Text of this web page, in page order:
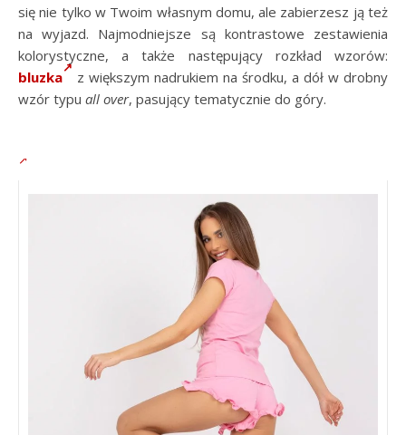
się nie tylko w Twoim własnym domu, ale zabierzesz ją też
na wyjazd. Najmodniejsze są kontrastowe zestawienia
kolorystyczne, a także następujący rozkład wzorów:
bluzka
z większym nadrukiem na środku, a dół w drobny
wzór typu all over, pasujący tematycznie do góry.